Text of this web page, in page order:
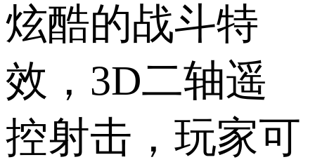
炫酷的战斗特
效，3D二轴遥
控射击，玩家可